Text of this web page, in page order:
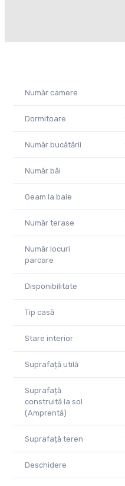
Număr camere
Dormitoare
Număr bucătării
Număr băi
Geam la baie
Număr terase
Număr locuri
parcare
Disponibilitate
Tip casă
Stare interior
Suprafață utilă
Suprafață
construită la sol
(Amprentă)
Suprafață teren
Deschidere